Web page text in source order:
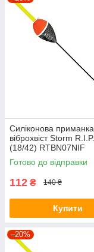
Силіконова приманка
віброхвіст Storm
(18/42) RTBN07NIF
Готово до відправки
112 ₴ 140 ₴
Купити
–20%